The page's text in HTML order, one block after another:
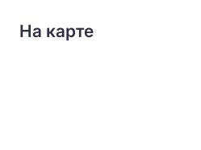
На карте